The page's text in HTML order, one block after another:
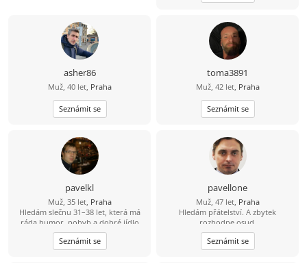
asher86
Muž, 40 let, Praha
Seznámit se
toma3891
Muž, 42 let, Praha
Seznámit se
pavelkl
Muž, 35 let, Praha
Hledám slečnu 31–38 let, která má
ráda humor, pohyb a dobré jídlo
(ideálně i umí vařit ????). Mě baví
lyžování, bowling a dlouhé jízdy na
kole – 80 km beru jako výzvu, ne
Seznámit se
pavellone
Muž, 47 let, Praha
Hledám přátelství. A zbytek
rozhodne osud.
Seznámit se